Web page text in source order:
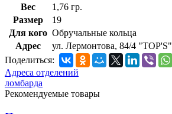
Вес
1,76 гр.
Размер
19
Для кого Обручальные кольца
Адрес
ул. Лермонтова, 84/4 "TOP'S"
Поделиться:
Адреса отделений
ломбарда
Рекомендуемые товары